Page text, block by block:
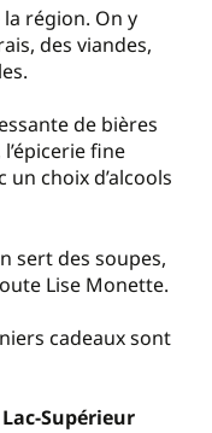
région. On y
des viandes,
de bières
fine
un choix d’alcools
sert des soupes,
Lise Monette.
cadeaux sont
Supérieur